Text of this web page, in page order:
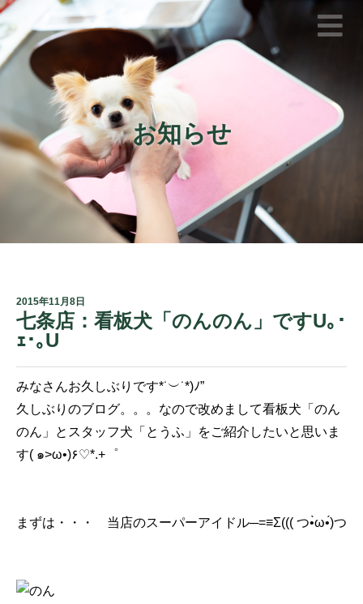
お知らせ
2015年11月8日
七条店：看板犬「のんのん」ですU｡･
ｪ･｡U
みなさんお久しぶりです*˙︶˙*)ﾉ”
久しぶりのブログ。。。なので改めまして看板犬「のん
のん」とスタッフ犬「とうふ」をご紹介したいと思いま
す( ๑>ω•)۶♡*.+゜
まずは・・・ 当店のスーパーアイドル─=≡Σ((( つ•̀ω•́)つ